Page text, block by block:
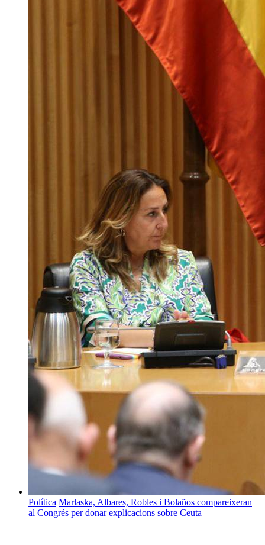
Política Marlaska, Albares, Robles i Bolaños compareixeran
al Congrés per donar explicacions sobre Ceuta